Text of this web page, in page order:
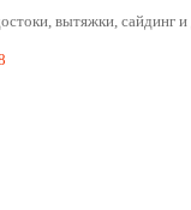
вытяжки, сайдинг